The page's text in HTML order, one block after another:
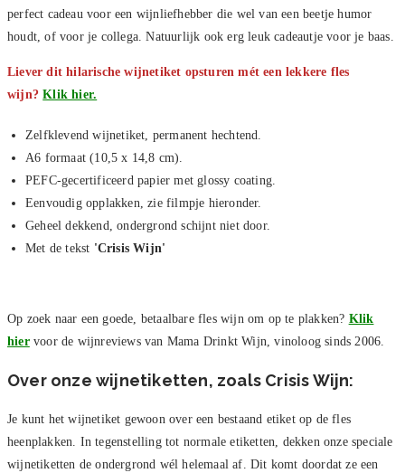
perfect cadeau voor een wijnliefhebber die wel van een beetje humor
houdt, of voor je collega. Natuurlijk ook erg leuk cadeautje voor je baas.
Liever dit hilarische wijnetiket opsturen mét een lekkere fles
wijn?Klik hier.
Zelfklevend wijnetiket, permanent hechtend.
A6 formaat (10,5 x 14,8 cm).
PEFC-gecertificeerd papier met glossy coating.
Eenvoudig opplakken, zie filmpje hieronder.
Geheel dekkend, ondergrond schijnt niet door.
Met de tekst 'Crisis Wijn'
Op zoek naar een goede, betaalbare fles wijn om op te plakken? Klik
hiervoor de wijnreviews van Mama Drinkt Wijn, vinoloog sinds 2006.
Over onze wijnetiketten, zoals Crisis Wijn:
Je kunt het wijnetiket gewoon over een bestaand etiket op de fles
heenplakken. In tegenstelling tot normale etiketten, dekken onze speciale
wijnetiketten de ondergrond wél helemaal af. Dit komt doordat ze een